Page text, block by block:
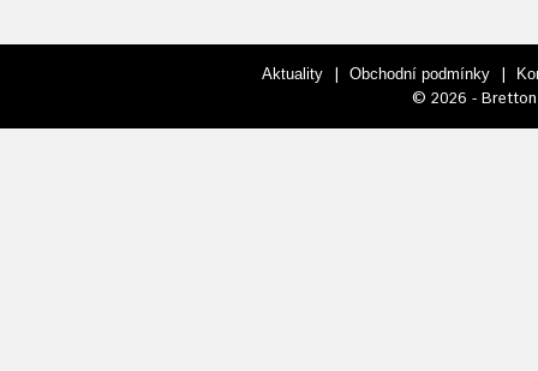
Aktuality | Obchodní podmínky |
© 2026 - Bretton